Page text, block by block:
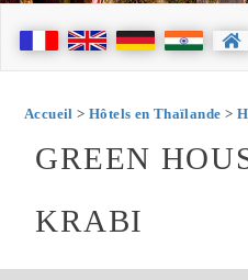
Accueil > Hôtels en Thaïlande >
GREEN
KRABI